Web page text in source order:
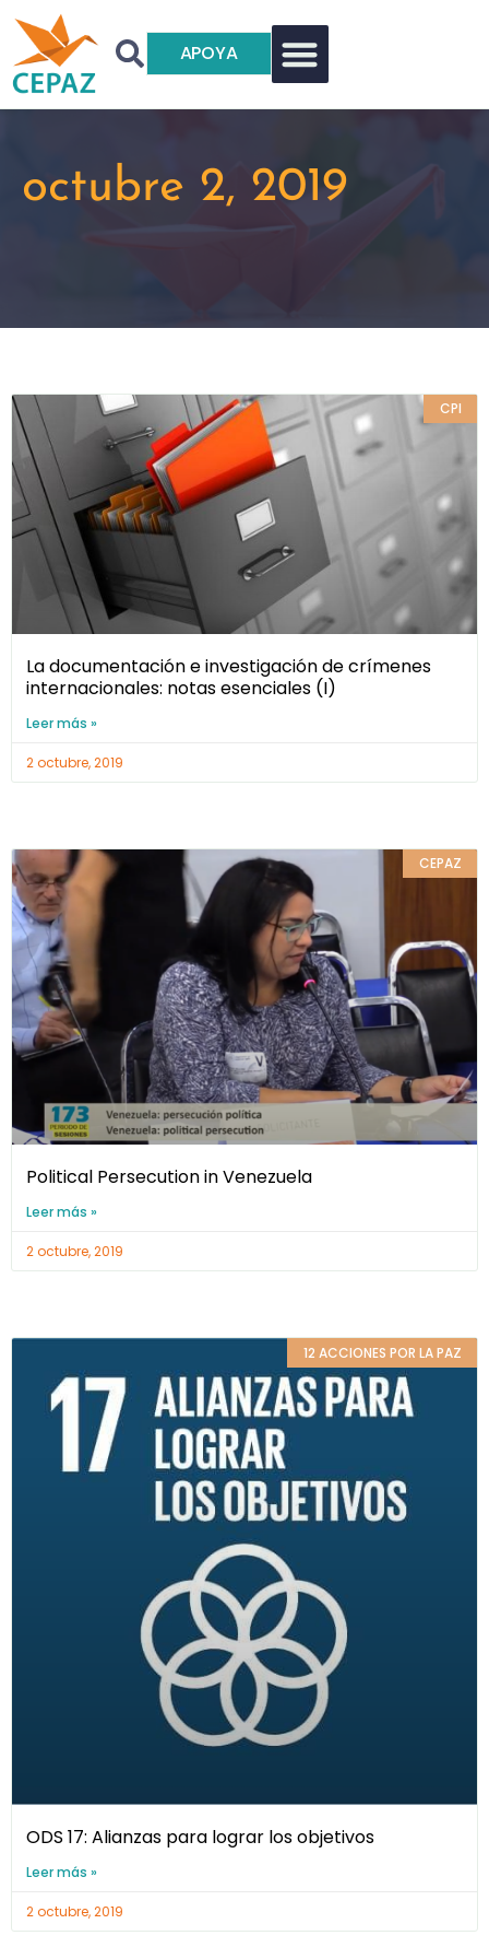
APOYA
octubre 2, 2019
CPI
La documentación e investigación de crímenes
internacionales: notas esenciales (I)
Leer más »
2 octubre, 2019
CEPAZ
Political Persecution in Venezuela
Leer más »
2 octubre, 2019
12 ACCIONES POR LA PAZ
ODS 17: Alianzas para lograr los objetivos
Leer más »
2 octubre, 2019